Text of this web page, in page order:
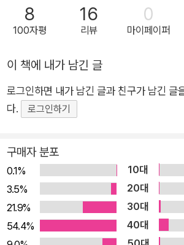
책 소개로 정평이 난 동화책 큐레이터, 현
‘핫 리스트’! 특히 이 책에서 저자는 그간 동화책을 읽으며 십수
년간 기록했던 독서기록 다이어리(책일기
해놓았는데, 이 책이 오랫동안 책을 읽고 충
어떤 책부터 시작하면 좋을지 막막한 이들
은 책! “일단 흥미를 느껴야 ‘문해력’ 확장을 꾀할 수 있다” 19년
아하는 동화책 200』은 교사이자 그림책·동
의 엄마로서의 진지한 고민, 책에 대한 다
있는 책으로, 동화책을 크게 가족, 친구, 세
래픽노블 등 5부로 나누어 소개한다. 소개되는 책들은, 가까운 가
족에게 실망했을 때, 우정이 깨져 크게 상
글 일어나는 연애 감정으로 설렐 때, 장애
8
100자평
16
리뷰
0
마이페이퍼
이 책에 내가 남긴 글
로그인하면 내가 남긴 글과 친구가 남긴 글
다.
로그인하기
구매자 분포
0.1% 10대
3.5%
20대
21.9%
30대
54.4%
40대